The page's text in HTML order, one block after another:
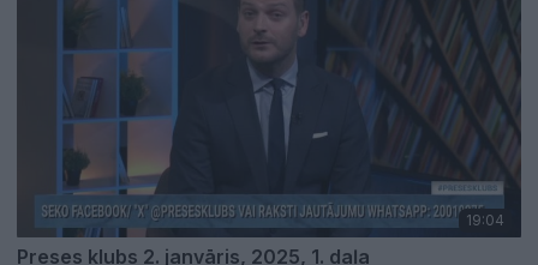
19:04
Preses klubs 2. janvāris, 2025, 1. daļa